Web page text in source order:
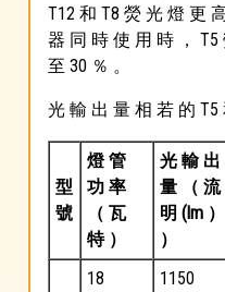
T12 和 T8 熒 光 燈 更
器 同 時 使 用 時 ，
至 30 ％ 。
光 輸 出 量 相 若 的
型
號
燈 管
功 率
（ 瓦
特 ）
光 輸 出
量 （ 流
明 (lm ）
）
18 1150